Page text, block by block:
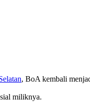
, BoA kembali
miliknya.